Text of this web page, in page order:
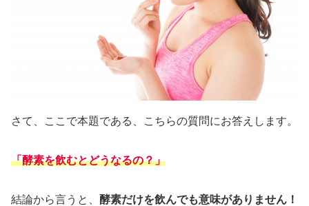
さて、ここで本題である、こちらの質問にお答えします。
「酵素を飲むとどうなるの？」
結論から言うと、 酵素だけを飲んでも意味がありません！